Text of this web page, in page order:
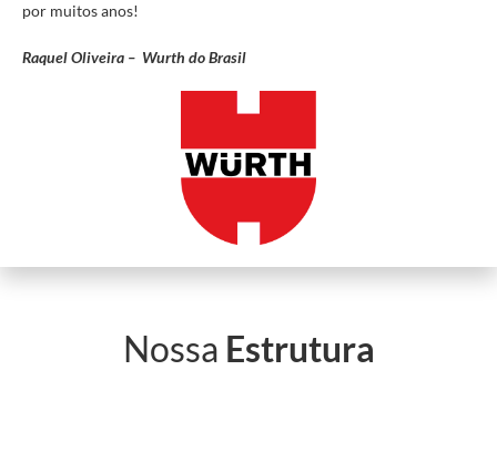
por muitos anos!
Raquel Oliveira – Wurth do Brasil
Nossa Estrutura